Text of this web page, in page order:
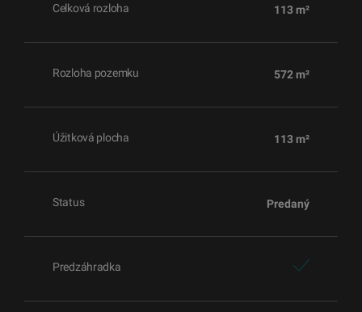
Celková rozloha 113 m²
Rozloha pozemku 572 m²
Úžitková plocha 113 m²
Status Predaný
Predzáhradka